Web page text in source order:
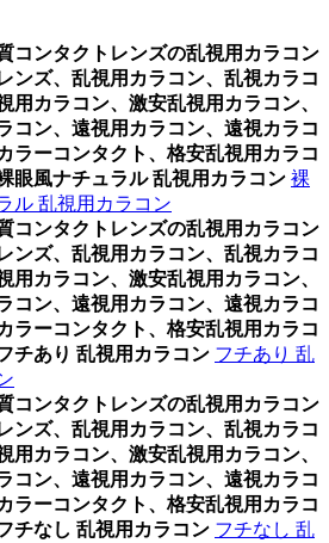
コンタクトレンズの乱視用カラコン
ンズ、乱視用カラコン、乱視カラコ
用カラコン、激安乱視用カラコン、
コン、遠視用カラコン、遠視カラコ
ラーコンタクト、格安乱視用カラコ
眼風ナチュラル 乱視用カラコン 裸
ル 乱視用カラコン
コンタクトレンズの乱視用カラコン
ンズ、乱視用カラコン、乱視カラコ
用カラコン、激安乱視用カラコン、
コン、遠視用カラコン、遠視カラコ
ラーコンタクト、格安乱視用カラコ
チあり 乱視用カラコン フチあり 乱
コンタクトレンズの乱視用カラコン
ンズ、乱視用カラコン、乱視カラコ
用カラコン、激安乱視用カラコン、
コン、遠視用カラコン、遠視カラコ
ラーコンタクト、格安乱視用カラコ
チなし 乱視用カラコン フチなし 乱